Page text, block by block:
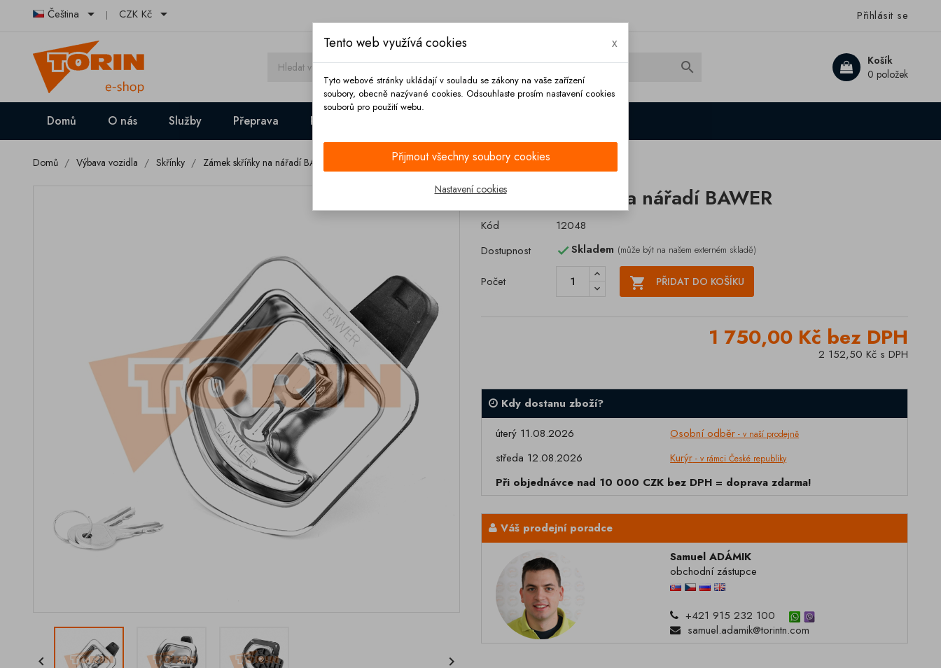
Čeština  CZK Kč  Přihlásit se
Košík
0 položek

Domů O nás Služby Přeprava Platba
Domů Výbava vozidla Skřínky Zámek skříňky na nářadí BAWER
 
Zámek skříňky na nářadí BAWER
Kód
12048
Dostupnost
Skladem (může být na našem externém skladě)
Počet  PŘIDAT DO KOŠÍKU
1 750,00 Kč bez DPH
2 152,50 Kč s DPH
Kdy dostanu zboží?
úterý 11.08.2026
Osobní odběr - v naší prodejně
středa 12.08.2026 Kurýr - v rámci České republiky
Při objednávce nad 10 000 CZK bez DPH = doprava zdarma!
Váš prodejní poradce
Samuel ADÁMIK
obchodní zástupce
+421 915 232 100
samuel.adamik@torintn.com
Tento web využívá cookies x
Tyto webové stránky ukládají v souladu se zákony na vaše zařízení
soubory, obecně nazývané cookies. Odsouhlaste prosím nastavení cookies
souborů pro použití webu.
Přijmout všechny soubory cookies
Nastavení cookies